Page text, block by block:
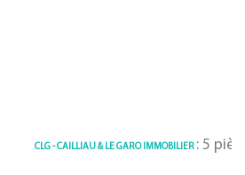
- CAILLIAU & LE GARO IMMOBILIER: 5 pièces et +